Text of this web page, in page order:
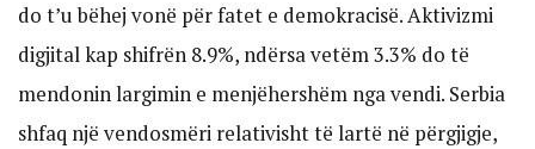
do t’u bëhej vonë për fatet e demokracisë. Aktivizmi
digjital kap shifrën 8.9%, ndërsa vetëm 3.3% do të
mendonin largimin e menjëhershëm nga vendi. Serbia
shfaq një vendosmëri relativisht të lartë në përgjigje,